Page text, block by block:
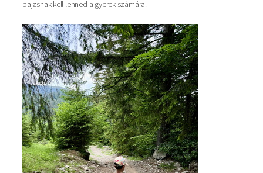
pajzsnak kell lenned a gyerek számára.
Kép